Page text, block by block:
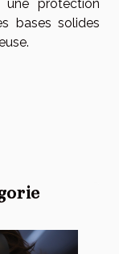
protection
bases solides